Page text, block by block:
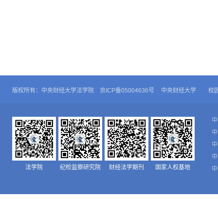
版权所有：中央财经大学法学院 京ICP备05004636号 中央财经大学 校
法学院 纪检监察研究院 财经法学期刊 国家人权基地